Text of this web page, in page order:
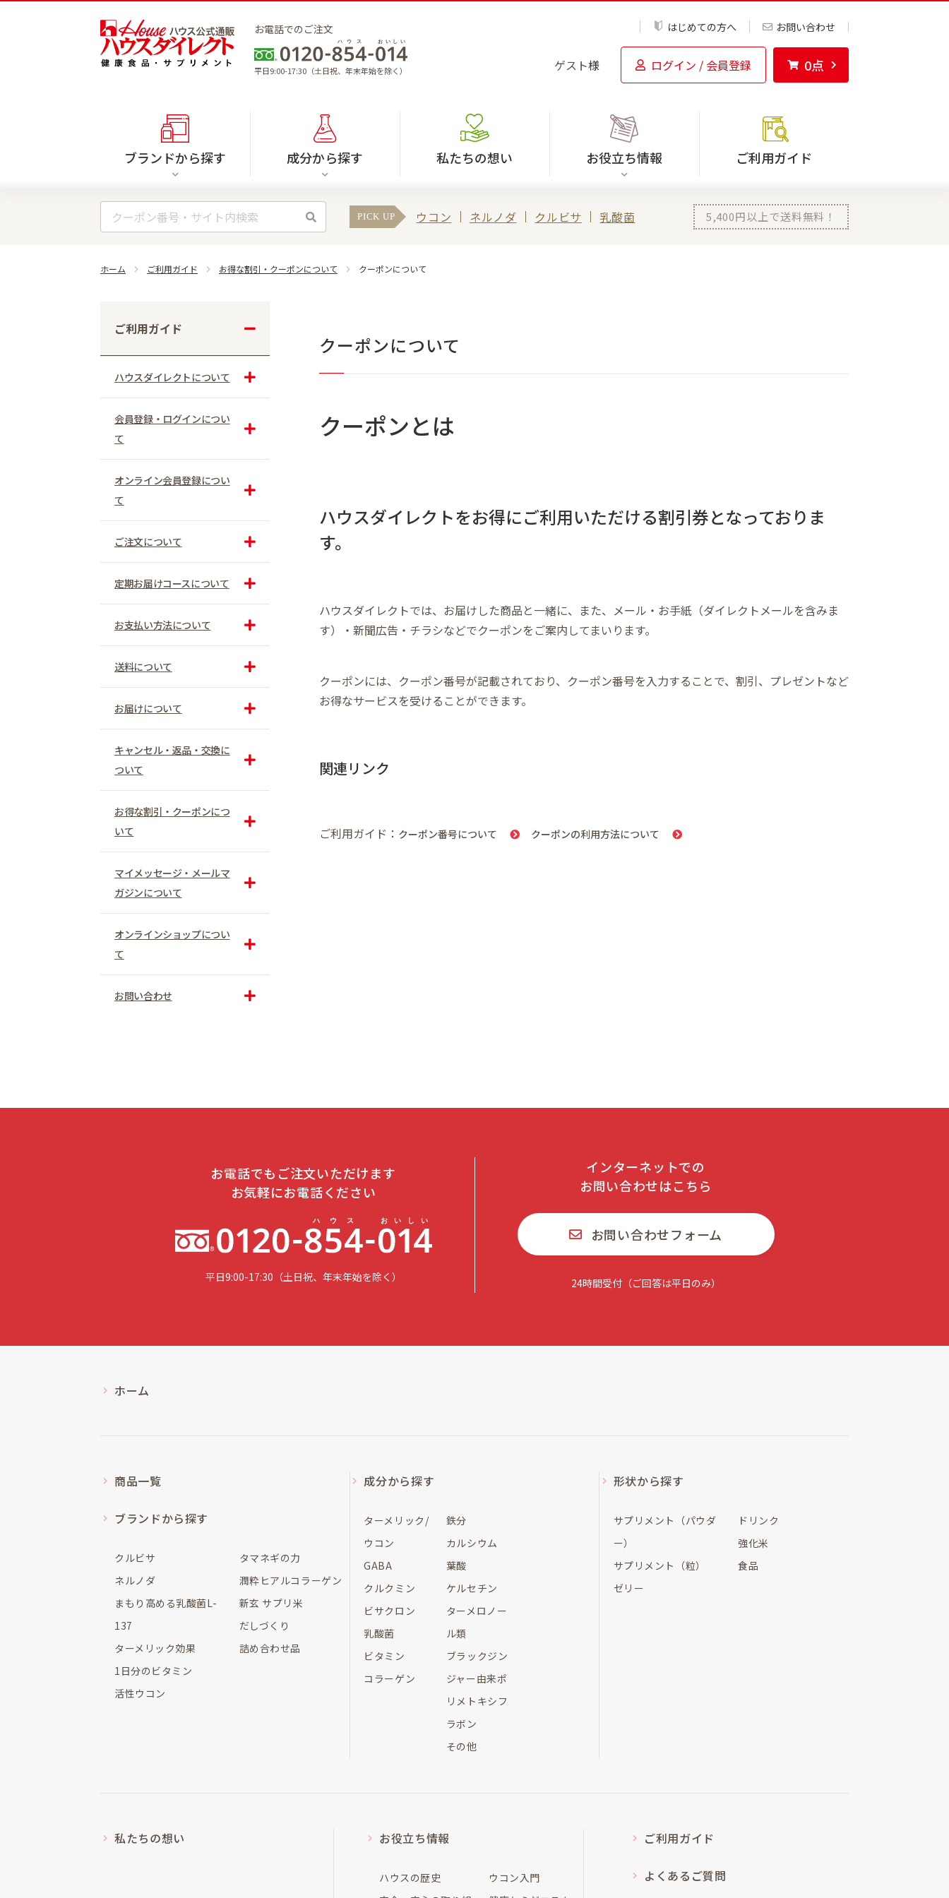
お電話でのご注文
平日9:00-17:30（土日祝、年末年始を除く）
はじめての方へ お問い合わせ
ゲスト様 ログイン / 会員登録 0点
ブランドから探す 成分から探す 私たちの想い お役立ち情報 ご利用ガイド
PICK UP ウコン ネルノダ クルビサ 乳酸菌 5,400円以上で送料無料！
ホーム ご利用ガイド お得な割引・クーポンについて クーポンについて
ご利用ガイド
ハウスダイレクトについて
会員登録・ログインについ
て
オンライン会員登録につい
て
ご注文について
定期お届けコースについて
お支払い方法について
送料について
お届けについて
キャンセル・返品・交換に
ついて
お得な割引・クーポンにつ
いて
マイメッセージ・メールマ
ガジンについて
オンラインショップについ
て
お問い合わせ
クーポンについて
クーポンとは
ハウスダイレクトをお得にご利用いただける割引券となっておりま
す。
ハウスダイレクトでは、お届けした商品と一緒に、また、メール・お手紙（ダイレクトメールを含みま
す）・新聞広告・チラシなどでクーポンをご案内してまいります。
クーポンには、クーポン番号が記載されており、クーポン番号を入力することで、割引、プレゼントなど
お得なサービスを受けることができます。
関連リンク
ご利用ガイド： クーポン番号について クーポンの利用方法について
お電話でもご注文いただけます
お気軽にお電話ください
平日9:00-17:30（土日祝、年末年始を除く）
インターネットでの
お問い合わせはこちら
お問い合わせフォーム
24時間受付（ご回答は平日のみ）
ホーム
商品一覧
ブランドから探す
クルビサ
ネルノダ
まもり高める乳酸菌L-
137
ターメリック効果
1日分のビタミン
活性ウコン
タマネギの力
潤粋ヒアルコラーゲン
新玄 サプリ米
だしづくり
詰め合わせ品
成分から探す
ターメリック/
ウコン
GABA
クルクミン
ビサクロン
乳酸菌
ビタミン
コラーゲン
鉄分
カルシウム
葉酸
ケルセチン
ターメロノー
ル類
ブラックジン
ジャー由来ポ
リメトキシフ
ラボン
その他
形状から探す
サプリメント（パウダ
ー）
サプリメント（粒）
ゼリー
ドリンク
強化米
食品
私たちの想い お役立ち情報
ハウスの歴史
ウコン入門
ご利用ガイド
よくあるご質問